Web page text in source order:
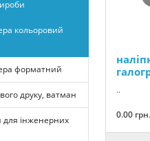
кольоровий
форматний
друку, ватман
для інженерних
..
0.00 грн.